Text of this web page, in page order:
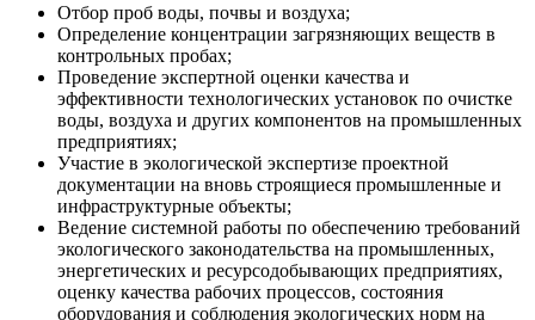
Отбор проб воды, почвы и воздуха;
Определение концентрации загрязняющих веществ в
контрольных пробах;
Проведение экспертной оценки качества и
эффективности технологических установок по очистке
воды, воздуха и других компонентов на промышленных
предприятиях;
Участие в экологической экспертизе проектной
документации на вновь строящиеся промышленные и
инфраструктурные объекты;
Ведение системной работы по обеспечению требований
экологического законодательства на промышленных,
энергетических и ресурсодобывающих предприятиях,
оценку качества рабочих процессов, состояния
оборудования и соблюдения экологических норм на